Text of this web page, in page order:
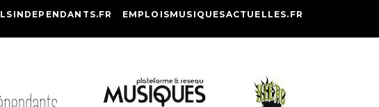
EMPLOISMUSIQUESACTUELLES.FR